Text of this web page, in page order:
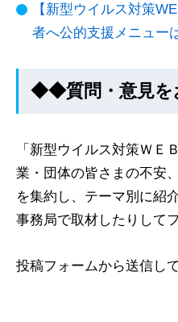
【新型ウイルス対策
者へ公的支援メニュ
◆◆質問・意見
「新型ウイルス対策ＷＥ
業・団体の皆さまの不安
を集約し、テーマ別に紹
事務局で取材したりして
投稿フォームから送信し